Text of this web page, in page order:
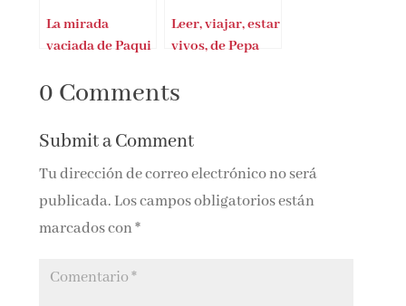
La mirada
vaciada de Paqui
Leer, viajar, estar
vivos, de Pepa
una mirada
ciudades
grandes autores.
0 Comments
Submit a Comment
Tu dirección de correo electrónico no será
publicada. Los campos obligatorios están
marcados con*